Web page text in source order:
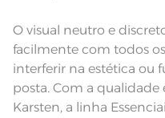
Tamanho
Itens Inclusos
Medida
Leia atentamente as
O visual neutro e
facilmente com todos
interferir na estética ou
posta. Com a
Karsten, a linha